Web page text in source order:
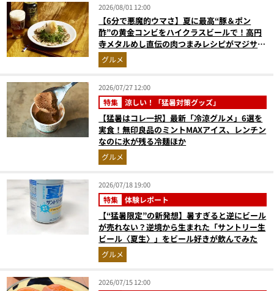
2026/08/01 12:00
【6分で悪魔的ウマさ】夏に最高“豚＆ポン
酢”の黄金コンビをハイクラスビールで！高円
寺メタルめし直伝の肉つまみレシピがマジサイ
コー【マンダ◯リアンにも食べさせたい】
グルメ
2026/07/27 12:00
特集 涼しい！「猛暑対策グッズ」
【猛暑はコレ一択】最新「冷涼グルメ」6選を
実食！無印良品のミントMAXアイス、レンチン
なのに氷が残る冷麺ほか
グルメ
2026/07/18 19:00
特集 体験レポート
【“猛暑限定”の新発想】暑すぎると逆にビール
が売れない？逆境から生まれた「サントリー生
ビール〈夏生〉」をビール好きが飲んでみた
グルメ
2026/07/15 12:00